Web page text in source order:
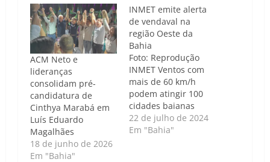
ACM Neto e
lideranças
consolidam pré-
candidatura de
Cinthya Marabá em
Luís Eduardo
Magalhães
18 de junho de 2026
Em "Bahia"
INMET emite alerta
de vendaval na
região Oeste da
Bahia
Foto: Reprodução
INMET Ventos com
mais de 60 km/h
podem atingir 100
cidades baianas
Caso de Política |
Luís Carlos Nunes -
22 de julho de 2024
Em "Bahia"